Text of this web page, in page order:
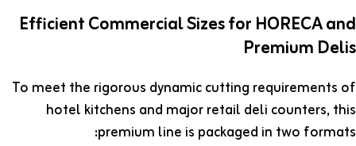
Efficient Commercial Sizes for HORECA and
Premium Delis
To meet the rigorous dynamic cutting requirements of
hotel kitchens and major retail deli counters, this
premium line is packaged in two formats: